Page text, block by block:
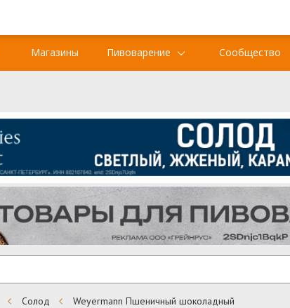
Магазины Пивоварение Сообщество
Солод Weyermann Пшеничный шоколадный